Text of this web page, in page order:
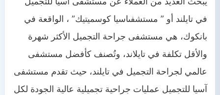
في تايلند أو ” مستشفىاسيا كوسميتيك” ، الواقعة في
بانكوك، هي مستشفى جراحة التجميل الأكثر شهرة
والأقل تكلفة في تايلاند، وتُصنف كأفضل مستشفى
عالمي لجراحة التجميل في تايلند، حيث تقدم مستشفى
آسيا للتجميل عمليات جراحية تجميلية عالية الجودة لكل